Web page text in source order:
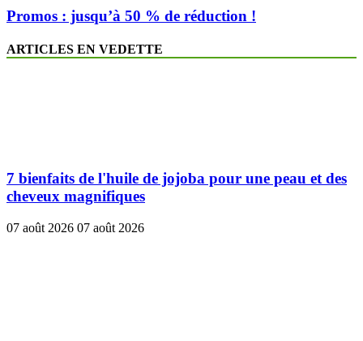
Promos : jusqu’à 50 % de réduction !
ARTICLES EN VEDETTE
7 bienfaits de l'huile de jojoba pour une peau et des
cheveux magnifiques
07 août 2026 07 août 2026